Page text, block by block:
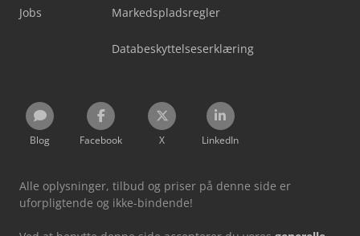
Jobs Markedspladsregler
Databeskyttelseserklæring
Blog Facebook X LinkedIn
Alle oplysninger, tilbud og priser på denne side er
uforpligtende og ikke-bindende!